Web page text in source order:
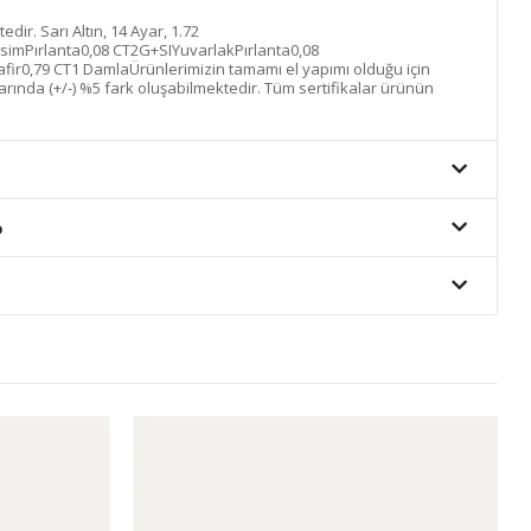
Sarı Altın, 14 Ayar, 1.72
CT2G+SIYuvarlakPırlanta0,08
CT1 DamlaÜrünlerimizin tamamı el yapımı olduğu için
(+/-) %5 fark oluşabilmektedir. Tüm sertifikalar ürünün